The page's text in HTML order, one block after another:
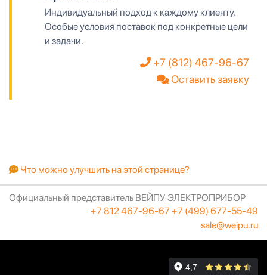
Индивидуальный подход к каждому клиенту.
Особые условия поставок под конкретные цели
и задачи.
+7 (812) 467-96-67
Оставить заявку
Что можно улучшить на этой странице?
Официальный представитель ВЕЙПУ ЭЛЕКТРОПРИБОР
+7 812 467-96-67 +7 (499) 677-55-49
sale@weipu.ru